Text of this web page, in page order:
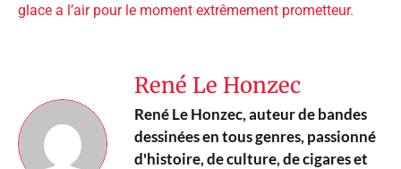
glace a l’air pour le moment extrêmement prometteur.
René Le Honzec
René Le Honzec, auteur de bandes
dessinées en tous genres, passionné
d'histoire, de culture, de cigares et